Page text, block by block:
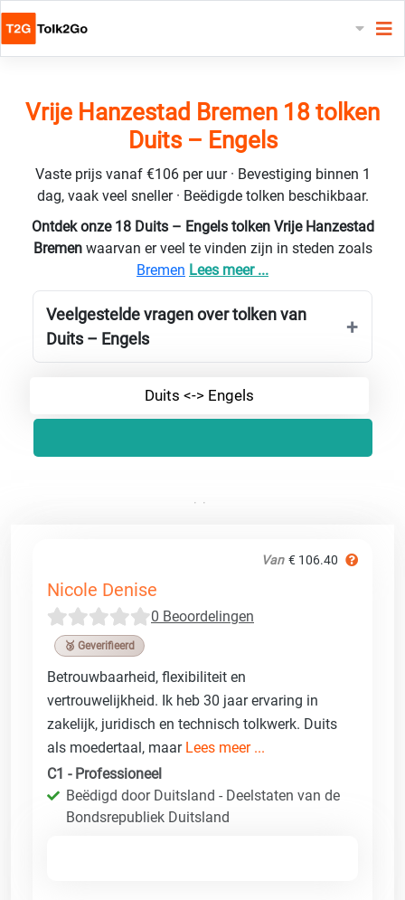
Vrije Hanzestad Bremen 18 tolken
Duits – Engels
Vaste prijs vanaf €106 per uur · Bevestiging binnen 1
dag, vaak veel sneller · Beëdigde tolken beschikbaar.
Ontdek onze 18 Duits – Engels tolken Vrije Hanzestad
Bremen waarvan er veel te vinden zijn in steden zoals
Bremen Lees meer ...
Veelgestelde vragen over tolken van
Duits – Engels
Duits <-> Engels
Van € 106.40
Nicole Denise
0 Beoordelingen
🥉 Geverifieerd
Betrouwbaarheid, flexibiliteit en
vertrouwelijkheid. Ik heb 30 jaar ervaring in
zakelijk, juridisch en technisch tolkwerk. Duits
als moedertaal, maar Lees meer ...
C1 - Professioneel
Beëdigd door Duitsland - Deelstaten van de
Bondsrepubliek Duitsland